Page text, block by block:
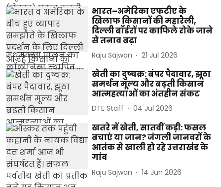
भारत–अमेरिका एफटीए के
खिलाफ किसानों की महारैली,
दिल्ली बॉर्डरों पर काफिले रोके जाने
से तनाव बढ़ा
Raju Sajwan 21 Jul 2026
खेती का दुष्चक्र: बंपर पैदावार, झूठा
समर्थन मूल्य और बढ़ती किसान
आत्महत्याओं का अंतहीन संकट
DTE Staff 04 Jul 2026
खतरे में खेती, सातवीं कड़ी: फसल
बचाएं या जान? जंगली जानवरों के
आतंक से खाली हो रहे उत्तराखंड के
गांव
Raju Sajwan 14 Jun 2026